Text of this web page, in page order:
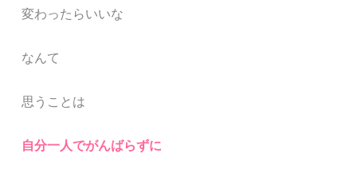
変わったらいいな
なんて
思うことは
自分一人でがんばらずに